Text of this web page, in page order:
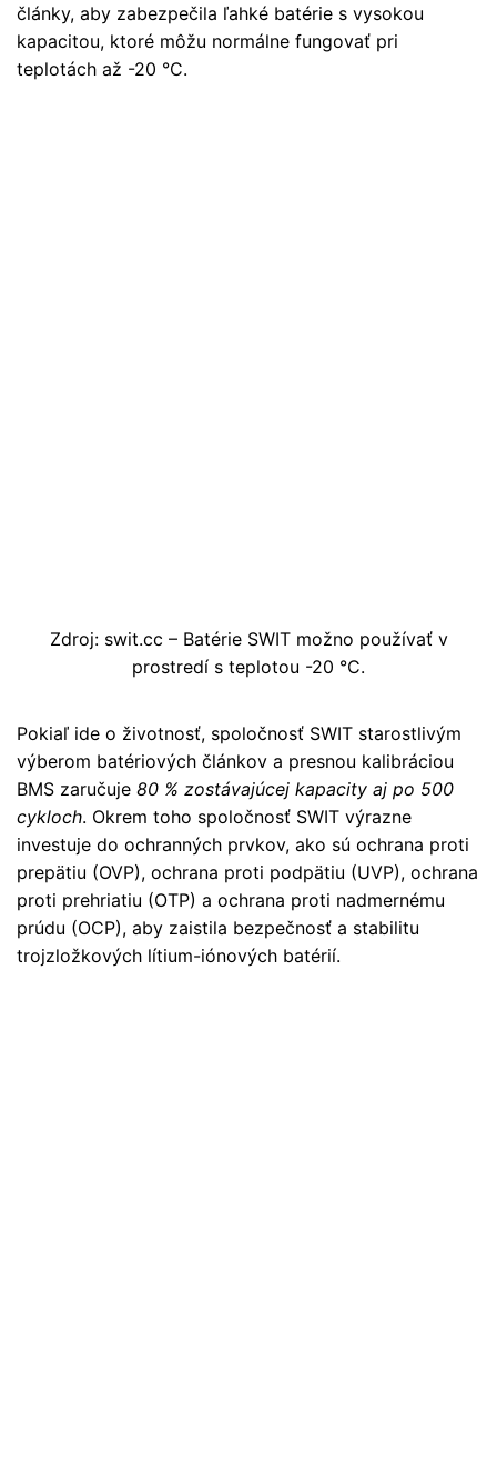
články, aby zabezpečila ľahké batérie s vysokou
kapacitou, ktoré môžu normálne fungovať pri
teplotách až -20 °C.
Zdroj: swit.cc – Batérie SWIT možno používať v
prostredí s teplotou -20 °C.
Pokiaľ ide o životnosť, spoločnosť SWIT starostlivým
výberom batériových článkov a presnou kalibráciou
BMS zaručuje 80 % zostávajúcej kapacity aj po 500
cykloch. Okrem toho spoločnosť SWIT výrazne
investuje do ochranných prvkov, ako sú ochrana proti
prepätiu (OVP), ochrana proti podpätiu (UVP), ochrana
proti prehriatiu (OTP) a ochrana proti nadmernému
prúdu (OCP), aby zaistila bezpečnosť a stabilitu
trojzložkových lítium-iónových batérií.